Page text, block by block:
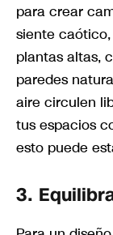
para crear
siente
plantas altas,
paredes
aire circulen
tus espacios
esto puede
3.